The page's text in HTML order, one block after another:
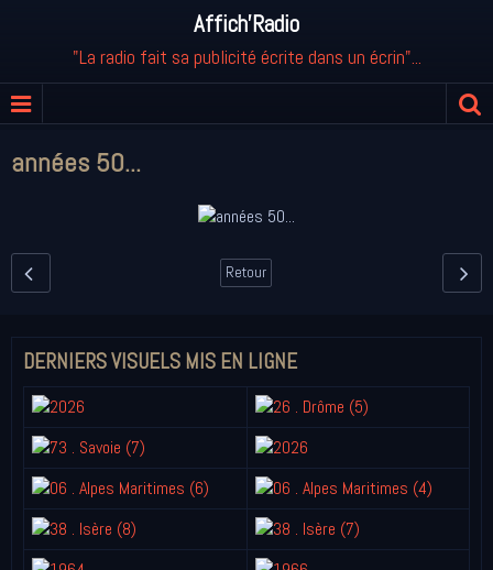
Affich'Radio
"La radio fait sa publicité écrite dans un écrin"...
années 50...
Retour
DERNIERS VISUELS MIS EN LIGNE